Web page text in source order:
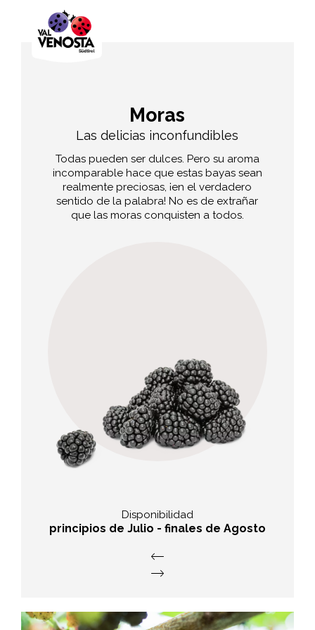
Moras
Las delicias inconfundibles
Todas pueden ser dulces. Pero su aroma
incomparable hace que estas bayas sean
realmente preciosas, ¡en el verdadero
sentido de la palabra! No es de extrañar
que las moras conquisten a todos.
Disponibilidad
principios de Julio - finales de Agosto
Alta concentración de tinte vegetal,
contienen hierro y cobre.